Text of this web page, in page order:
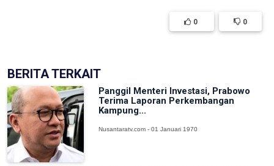
0 0
BERITA TERKAIT
Panggil Menteri Investasi, Prabowo
Terima Laporan Perkembangan
Kampung...
Nusantaratv.com - 01 Januari 1970